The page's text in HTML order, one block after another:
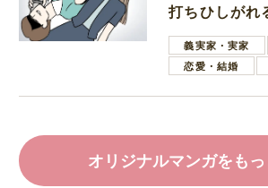
打ちひしがれ
葉で励ます夫
義実家・実家
恋愛・結婚
オリジナルマンガをも